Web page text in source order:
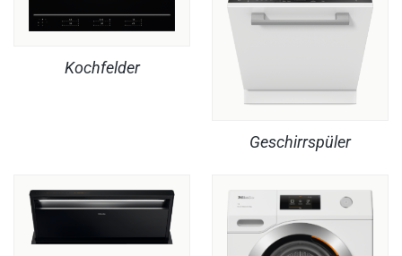
Kochfelder
Geschirrspüler